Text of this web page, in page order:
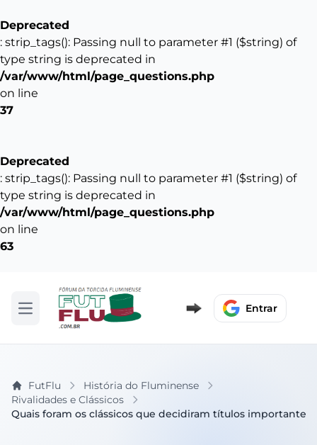
Deprecated
: strip_tags(): Passing null to parameter #1 ($string) of
type string is deprecated in
/var/www/html/page_questions.php
on line
37
Deprecated
: strip_tags(): Passing null to parameter #1 ($string) of
type string is deprecated in
/var/www/html/page_questions.php
on line
63
Abrir menu Entrar
FutFlu
História do Fluminense
Rivalidades e Clássicos
Quais foram os clássicos que decidiram títulos importantes